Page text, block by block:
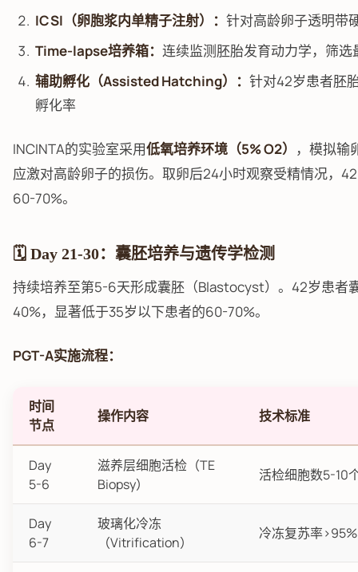
ICSI（卵胞浆内单精子注射）： 针对高龄卵子透明带
Time-lapse培养箱： 连续监测胚胎发育动力学，筛
辅助孵化（Assisted Hatching）： 针对42岁患者胚
孵化率
INCINTA的实验室采用低氧培养环境（5% O2）
，模拟输
应激对高龄卵子的损伤。取卵后24小时观察受精情况，
60-70%。
🗓️ Day 21-30：囊胚培养与遗传学检测
持续培养至第5-6天形成囊胚（Blastocyst）。42岁患者
40%，显著低于35岁以下患者的60-70%。
PGT-A实施流程：
时间
节点
操作内容 技术标准
Day
5-6
滋养层细胞活检（TE
Biopsy）
活检细胞数5-10
Day
6-7
玻璃化冷冻
（Vitrification）
冷冻复苏率>95%